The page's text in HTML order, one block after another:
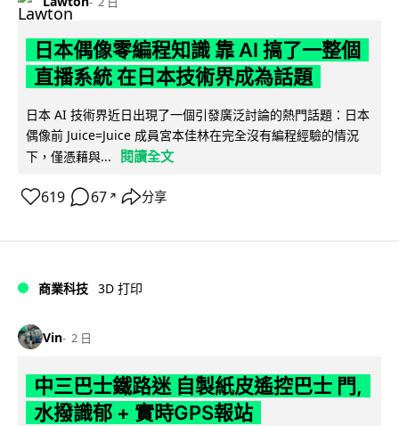
日本偶像零編程知識 靠 AI 搞了一整個
直播系統 在日本技術界成為話題
日本 AI 技術界近日出現了一個引發廣泛討論的熱門話題：日本
偶像前 Juice=Juice 成員宮本佳林在完全沒有編程經驗的情況
下，僅憑藉與...
閱讀全文
619 67 ↗ 分享
商業科技 3D 打印
Vin 2 日
中三巴士鐵路迷 自製紙皮遙控巴士 門,
水撥識郁 + 實時GPS報站